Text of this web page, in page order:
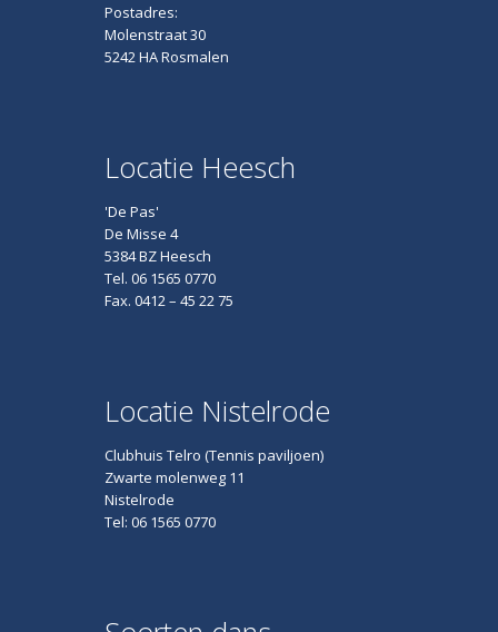
Postadres:
Molenstraat 30
5242 HA Rosmalen
Locatie Heesch
'De Pas'
De Misse 4
5384 BZ Heesch
Tel. 06 1565 0770
Fax. 0412 – 45 22 75
Locatie Nistelrode
Clubhuis Telro (Tennis paviljoen)
Zwarte molenweg 11
Nistelrode
Tel: 06 1565 0770